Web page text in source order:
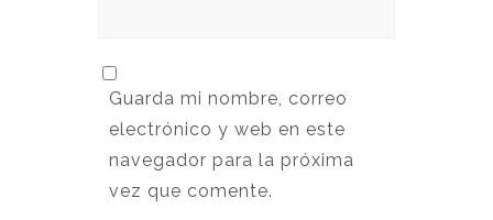
Guarda mi nombre, correo
electrónico y web en este
navegador para la próxima
vez que comente.